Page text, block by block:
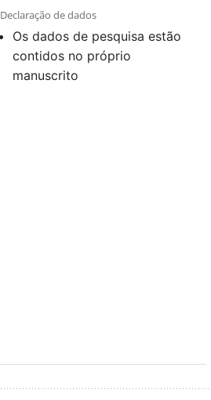
Declaração de dados
Os dados de pesquisa estão
contidos no próprio
manuscrito